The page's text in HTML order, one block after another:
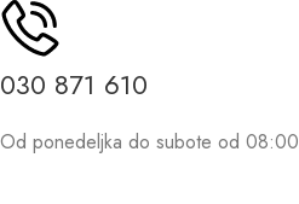
030 871 610
Od ponedeljka do subote od